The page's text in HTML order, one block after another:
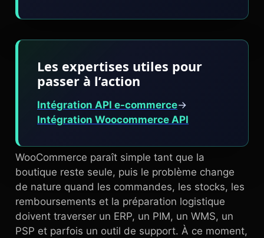
Les expertises utiles pour
passer à l’action
Intégration API e-commerce→
Intégration Woocommerce API
WooCommerce paraît simple tant que la
boutique reste seule, puis le problème change
de nature quand les commandes, les stocks, les
remboursements et la préparation logistique
doivent traverser un ERP, un PIM, un WMS, un
PSP et parfois un outil de support. À ce moment,